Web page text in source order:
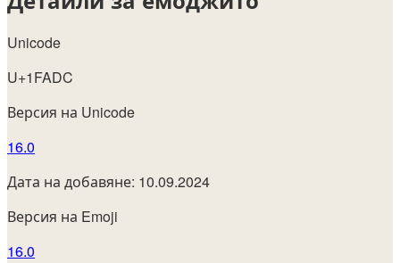
Unicode
U+1FADC
Версия на Unicode
16.0
Дата на добавяне: 10.09.2024
Версия на Emoji
16.0